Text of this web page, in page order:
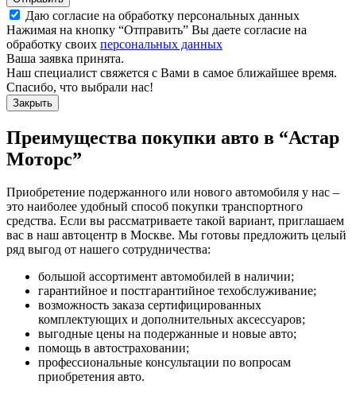
Даю согласие на обработку персональных данных
Нажимая на кнопку “Отправить” Вы даете согласие на
обработку своих персональных данных
Ваша заявка принята.
Наш специалист свяжется с Вами в самое ближайшее время.
Спасибо, что выбрали нас!
Закрыть
Преимущества покупки авто в “Астар
Моторс”
Приобретение подержанного или нового автомобиля у нас –
это наиболее удобный способ покупки транспортного
средства. Если вы рассматриваете такой вариант, приглашаем
вас в наш автоцентр в Москве. Мы готовы предложить целый
ряд выгод от нашего сотрудничества:
большой ассортимент автомобилей в наличии;
гарантийное и постгарантийное техобслуживание;
возможность заказа сертифицированных
комплектующих и дополнительных аксессуаров;
выгодные цены на подержанные и новые авто;
помощь в автостраховании;
профессиональные консультации по вопросам
приобретения авто.